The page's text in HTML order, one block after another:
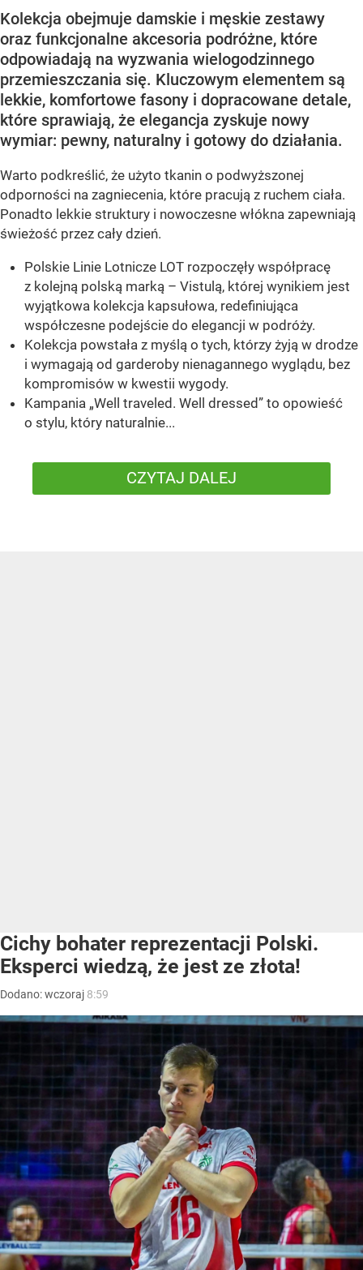
Kolekcja obejmuje damskie i męskie zestawy
oraz funkcjonalne akcesoria podróżne, które
odpowiadają na wyzwania wielogodzinnego
przemieszczania się. Kluczowym elementem są
lekkie, komfortowe fasony i dopracowane detale,
które sprawiają, że elegancja zyskuje nowy
wymiar: pewny, naturalny i gotowy do działania.
Warto podkreślić, że użyto tkanin o podwyższonej
odporności na zagniecenia, które pracują z ruchem ciała.
Ponadto lekkie struktury i nowoczesne włókna zapewniają
świeżość przez cały dzień.
Polskie Linie Lotnicze LOT rozpoczęły współpracę
z kolejną polską marką – Vistulą, której wynikiem jest
wyjątkowa kolekcja kapsułowa, redefiniująca
współczesne podejście do elegancji w podróży.
Kolekcja powstała z myślą o tych, którzy żyją w drodze
i wymagają od garderoby nienagannego wyglądu, bez
kompromisów w kwestii wygody.
Kampania „Well traveled. Well dressed” to opowieść
o stylu, który naturalnie...
CZYTAJ DALEJ
Cichy bohater reprezentacji Polski.
Eksperci wiedzą, że jest ze złota!
Dodano:wczoraj 8:59